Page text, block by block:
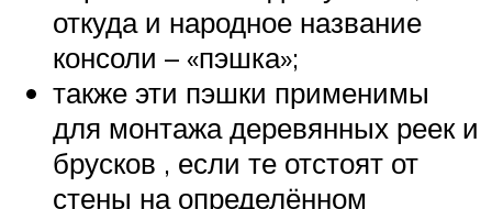
откуда и народное название
консоли – «пэшка»;
также эти пэшки применимы
для монтажа деревянных реек и
брусков , если те отстоят от
стены на определённом